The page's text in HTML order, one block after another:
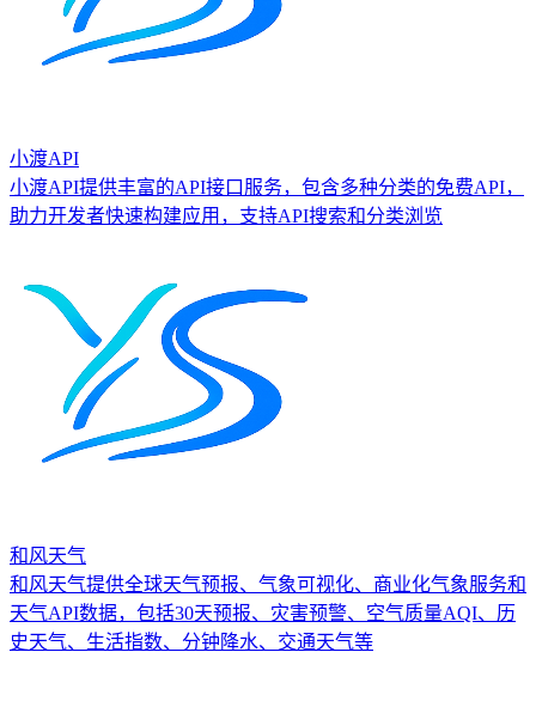
小渡API
小渡API提供丰富的API接口服务，包含多种分类的免费API，
助力开发者快速构建应用，支持API搜索和分类浏览
和风天气
和风天气提供全球天气预报、气象可视化、商业化气象服务和
天气API数据，包括30天预报、灾害预警、空气质量AQI、历
史天气、生活指数、分钟降水、交通天气等